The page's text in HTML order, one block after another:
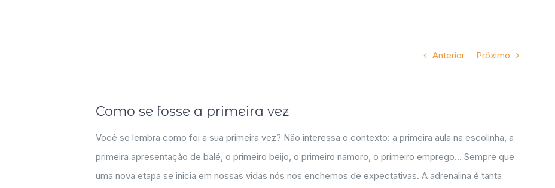
Anterior Próximo
Como se fosse a primeira vez
Você se lembra como foi a sua primeira vez? Não interessa o contexto: a primeira aula na escolinha, a
primeira apresentação de balé, o primeiro beijo, o primeiro namoro, o primeiro emprego… Sempre que
uma nova etapa se inicia em nossas vidas nós nos enchemos de expectativas. A adrenalina é tanta